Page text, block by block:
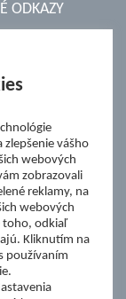
ODKAZY
s.r.o.
Podbrezová
zlepšenie vášho
webových
zobrazovali
reklamy, na
webových
toho, odkiaľ
Kliknutím na
používaním